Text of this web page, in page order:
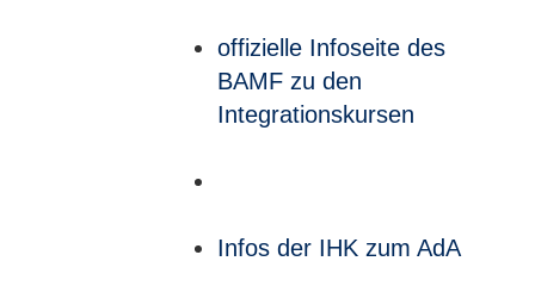
offizielle Infoseite des
BAMF zu den
Integrationskursen
Infos der IHK zum AdA